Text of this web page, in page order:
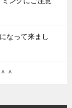
なって来まし
＾